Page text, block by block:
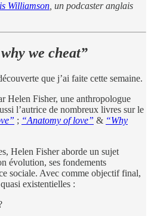
Williamson , un podcaster anglais
we cheat”
que j’ai faite cette semaine.
Helen Fisher, une anthropologue
l’autrice de nombreux livres sur le
; “Anatomy of love” & “Why
Helen Fisher aborde un sujet
évolution, ses fondements
sociale. Avec comme objectif final,
existentielles :